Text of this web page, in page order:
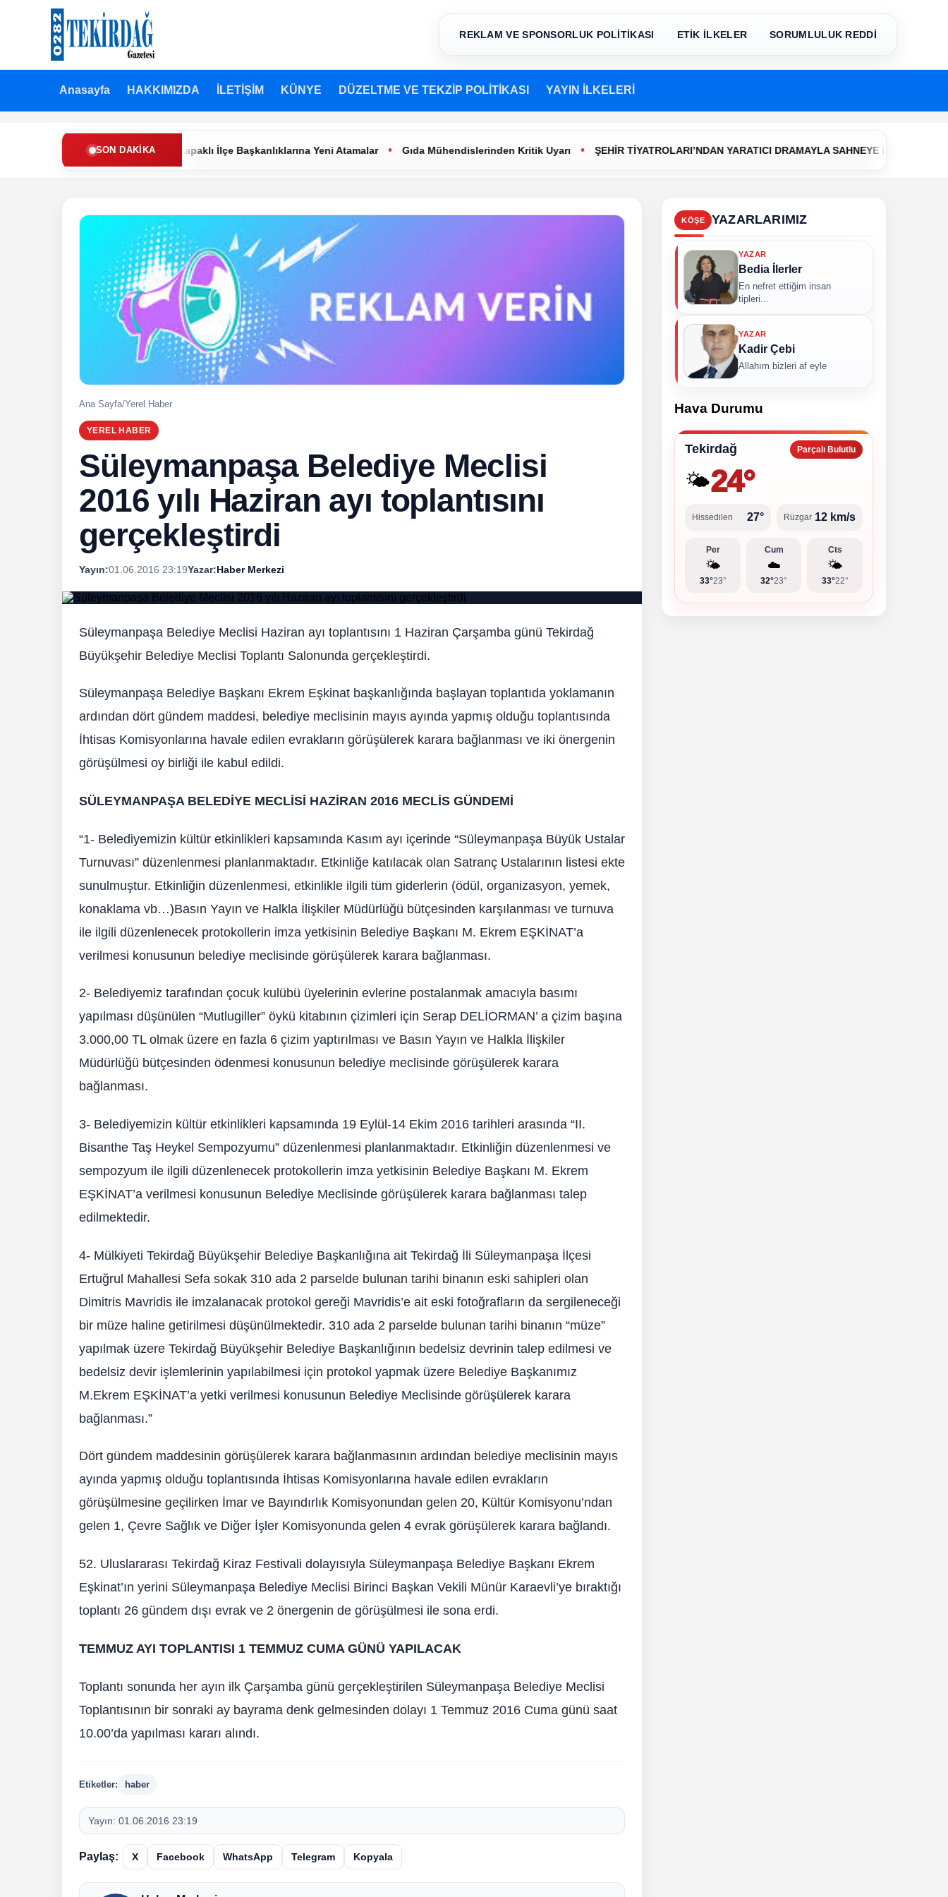
REKLAM VE SPONSORLUK POLİTİKASI ETİK İLKELER SORUMLULUK REDDİ
Anasayfa HAKKIMIZDA İLETİŞİM KÜNYE DÜZELTME VE TEKZİP POLİTİKASI YAYIN İLKELERİ
SON DAKIKA
Partisi’nde Muratlı ve Kapaklı İlçe Başkanlıklarına Yeni Atamalar • Gıda Mühendislerinden Kritik Uyarı • ŞEHİR TİYATROLARI’NDAN YARATICI DRAMAYLA SAHNEYE İLK ADIM
Ana Sayfa/Yerel Haber
YEREL HABER
Süleymanpaşa Belediye Meclisi
2016 yılı Haziran ayı toplantısını
gerçekleştirdi
Yayın:01.06.2016 23:19Yazar:Haber Merkezi
Süleymanpaşa Belediye Meclisi Haziran ayı toplantısını 1 Haziran Çarşamba günü Tekirdağ
Büyükşehir Belediye Meclisi Toplantı Salonunda gerçekleştirdi.
Süleymanpaşa Belediye Başkanı Ekrem Eşkinat başkanlığında başlayan toplantıda yoklamanın
ardından dört gündem maddesi, belediye meclisinin mayıs ayında yapmış olduğu toplantısında
İhtisas Komisyonlarına havale edilen evrakların görüşülerek karara bağlanması ve iki önergenin
görüşülmesi oy birliği ile kabul edildi.
SÜLEYMANPAŞA BELEDİYE MECLİSİ HAZİRAN 2016 MECLİS GÜNDEMİ
“1- Belediyemizin kültür etkinlikleri kapsamında Kasım ayı içerinde “Süleymanpaşa Büyük Ustalar
Turnuvası” düzenlenmesi planlanmaktadır. Etkinliğe katılacak olan Satranç Ustalarının listesi ekte
sunulmuştur. Etkinliğin düzenlenmesi, etkinlikle ilgili tüm giderlerin (ödül, organizasyon, yemek,
konaklama vb…)Basın Yayın ve Halkla İlişkiler Müdürlüğü bütçesinden karşılanması ve turnuva
ile ilgili düzenlenecek protokollerin imza yetkisinin Belediye Başkanı M. Ekrem EŞKİNAT’a
verilmesi konusunun belediye meclisinde görüşülerek karara bağlanması.
2- Belediyemiz tarafından çocuk kulübü üyelerinin evlerine postalanmak amacıyla basımı
yapılması düşünülen “Mutlugiller” öykü kitabının çizimleri için Serap DELİORMAN’ a çizim başına
3.000,00 TL olmak üzere en fazla 6 çizim yaptırılması ve Basın Yayın ve Halkla İlişkiler
Müdürlüğü bütçesinden ödenmesi konusunun belediye meclisinde görüşülerek karara
bağlanması.
3- Belediyemizin kültür etkinlikleri kapsamında 19 Eylül-14 Ekim 2016 tarihleri arasında “II.
Bisanthe Taş Heykel Sempozyumu” düzenlenmesi planlanmaktadır. Etkinliğin düzenlenmesi ve
sempozyum ile ilgili düzenlenecek protokollerin imza yetkisinin Belediye Başkanı M. Ekrem
EŞKİNAT’a verilmesi konusunun Belediye Meclisinde görüşülerek karara bağlanması talep
edilmektedir.
4- Mülkiyeti Tekirdağ Büyükşehir Belediye Başkanlığına ait Tekirdağ İli Süleymanpaşa İlçesi
Ertuğrul Mahallesi Sefa sokak 310 ada 2 parselde bulunan tarihi binanın eski sahipleri olan
Dimitris Mavridis ile imzalanacak protokol gereği Mavridis’e ait eski fotoğrafların da sergileneceği
bir müze haline getirilmesi düşünülmektedir. 310 ada 2 parselde bulunan tarihi binanın “müze”
yapılmak üzere Tekirdağ Büyükşehir Belediye Başkanlığının bedelsiz devrinin talep edilmesi ve
bedelsiz devir işlemlerinin yapılabilmesi için protokol yapmak üzere Belediye Başkanımız
M.Ekrem EŞKİNAT’a yetki verilmesi konusunun Belediye Meclisinde görüşülerek karara
bağlanması.”
Dört gündem maddesinin görüşülerek karara bağlanmasının ardından belediye meclisinin mayıs
ayında yapmış olduğu toplantısında İhtisas Komisyonlarına havale edilen evrakların
görüşülmesine geçilirken İmar ve Bayındırlık Komisyonundan gelen 20, Kültür Komisyonu’ndan
gelen 1, Çevre Sağlık ve Diğer İşler Komisyonunda gelen 4 evrak görüşülerek karara bağlandı.
52. Uluslararası Tekirdağ Kiraz Festivali dolayısıyla Süleymanpaşa Belediye Başkanı Ekrem
Eşkinat’ın yerini Süleymanpaşa Belediye Meclisi Birinci Başkan Vekili Münür Karaevli’ye bıraktığı
toplantı 26 gündem dışı evrak ve 2 önergenin de görüşülmesi ile sona erdi.
TEMMUZ AYI TOPLANTISI 1 TEMMUZ CUMA GÜNÜ YAPILACAK
Toplantı sonunda her ayın ilk Çarşamba günü gerçekleştirilen Süleymanpaşa Belediye Meclisi
Toplantısının bir sonraki ay bayrama denk gelmesinden dolayı 1 Temmuz 2016 Cuma günü saat
10.00’da yapılması kararı alındı.
Etiketler: haber
Yayın: 01.06.2016 23:19
Paylaş: X Facebook WhatsApp Telegram Kopyala
KÖŞE YAZARLARIMIZ
YAZAR
Bedia İlerler
En nefret ettiğim insan
tipleri...
YAZAR
Kadir Çebi
Allahım bizleri af eyle
Hava Durumu
Tekirdağ Parçalı Bulutlu
🌤️24°
Hissedilen 27° Rüzgar 12 km/s
Per
🌤️
33°23°
Cum
☁️
32°23°
Cts
🌤️
33°22°